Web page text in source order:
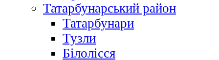
Татарбунарський район
Татарбунари
Тузли
Білолісся